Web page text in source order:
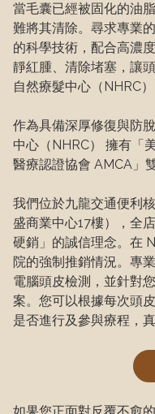
當毛囊已經被固化的油
難將其清除。尋求專業
的科學技術，配合高濃
靜紅腫、清除堵塞，讓頭
自然療髮中心（NHRC
作為具備深厚修復與防
中心（NHRC） 擁有「
醫療認證協會 AMCA」
我們位於九龍交通便利
盛商業中心17樓），全
硬銷」的誠信理念。在
院的強制推銷情況。專
電腦頭皮檢測，並針對
案。您可以根據每次頭
是否進行及參與療程，